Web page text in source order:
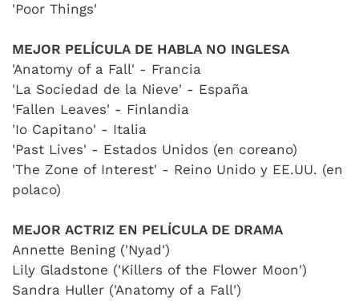
'Poor Things'
MEJOR PELÍCULA DE HABLA NO INGLESA
'Anatomy of a Fall' - Francia
'La Sociedad de la Nieve' - España
'Fallen Leaves' - Finlandia
'Io Capitano' - Italia
'Past Lives' - Estados Unidos (en coreano)
'The Zone of Interest' - Reino Unido y EE.UU. (en
polaco)
MEJOR ACTRIZ EN PELÍCULA DE DRAMA
Annette Bening ('Nyad')
Lily Gladstone ('Killers of the Flower Moon')
Sandra Huller ('Anatomy of a Fall')